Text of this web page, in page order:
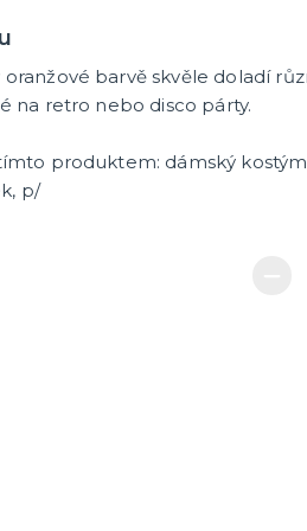
barvě skvěle doladí
na retro nebo disco párty.
produktem: dámský
p/